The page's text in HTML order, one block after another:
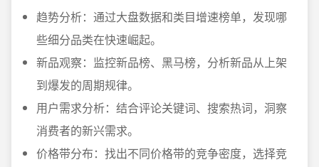
趋势分析：通过大盘数据和类目增速榜单，发现哪
些细分品类在快速崛起。
新品观察：监控新品榜、黑马榜，分析新品从上架
到爆发的周期规律。
用户需求分析：结合评论关键词、搜索热词，洞察
消费者的新兴需求。
价格带分布：找出不同价格带的竞争密度，选择竞